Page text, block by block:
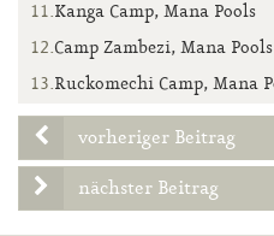
Kanga Camp, Mana Pools
Camp Zambezi, Mana Pools
Ruckomechi Camp, Mana
vorheriger Beitrag
nächster Beitrag